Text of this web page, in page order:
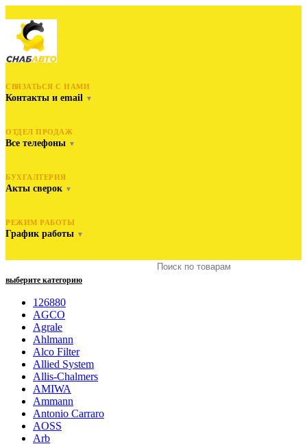
СВЯЗАТЬСЯ С НАМИ
Контакты и email ▼
ОТДЕЛ ПРОДАЖ
Все телефоны ▼
БУХГАЛТЕРИЯ
Акты сверок ▼
РЕЖИМ РАБОТЫ
График работы ▼
выберите категорию
126880
AGCO
Agrale
Ahlmann
Alco Filter
Allied System
Allis-Chalmers
AMIWA
Ammann
Antonio Carraro
AOSS
Arb